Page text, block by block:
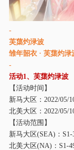
-
芙蕖灼渌波
雏年韶衣 · 芙蕖灼渌
-
活动1、芙蕖灼渌波
【活动时间】
新马大区： 2022/05/
北美大区： 2022/05/
【活动范围】
新马大区(SEA)：S1-
北美大区(NA)：S1-